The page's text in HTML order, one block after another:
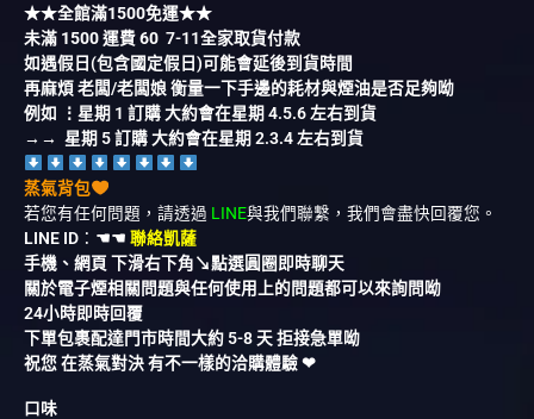
★★全館滿1500免運★★
未滿 1500運費60 7-11全家取貨付款
如遇假日(包含國定假日)可能會延後到貨時間
再麻煩 老闆/老闆娘 衡量一下手邊的耗材與煙油是否足夠呦
例如 ⋮星期 1 訂購 大約會在星期 4.5.6 左右到貨
→→ 星期 5 訂購 大約會在星期 2.3.4 左右到貨
蒸氣背包
若您有任何問題，請透過 LINE與我們聯繫，我們會盡快回覆您。
LINE ID ： ☚☚ 聯絡凱薩
手機、網頁 下滑右下角↘︎點選圓圈即時聊天
關於電子煙相關問題與任何使用上的問題都可以來詢問呦
24小時即時回覆
下單包裹配達門市時間大約 5-8 天 拒接急單呦
祝您 在蒸氣對決 有不一樣的洽購體驗 ❤︎
口味